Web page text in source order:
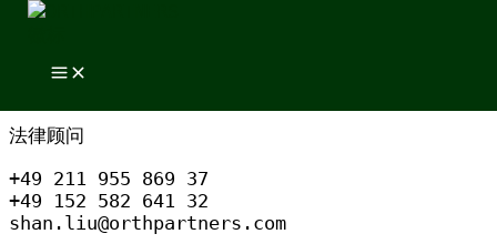
刘珊博士
法律顾问
+49 211 955 869 37
+49 152 582 641 32
shan.liu@orthpartners.com